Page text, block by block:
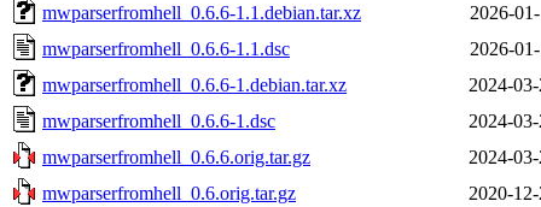
mwparserfromhell_0.6.6-1.1.debian.tar.xz
2026-
mwparserfromhell_0.6.6-1.1.dsc
2026-
mwparserfromhell_0.6.6-1.debian.tar.xz
2024-
mwparserfromhell_0.6.6-1.dsc
2024-
mwparserfromhell_0.6.6.orig.tar.gz
2024-
mwparserfromhell_0.6.orig.tar.gz
2020-